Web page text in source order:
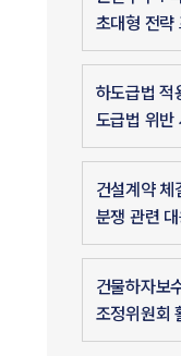
초대형 전략
하도급법 적
도급법 위반
건설계약 체
분쟁 관련
건물하자보
조정위원회